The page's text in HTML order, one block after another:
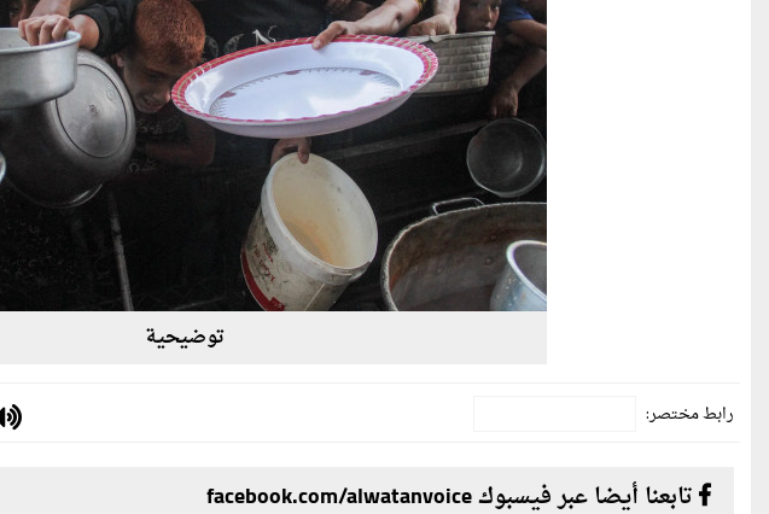
توضيحية
رابط مختصر:
تابعنا أيضا عبر فيسبوك facebook.com/alwatanvoice